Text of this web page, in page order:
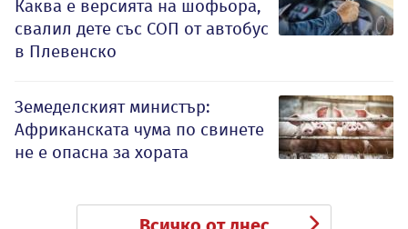
Каква е версията на шофьора,
свалил дете със СОП от автобус
в Плевенско
Земеделският министър:
Африканската чума по свинете
не е опасна за хората